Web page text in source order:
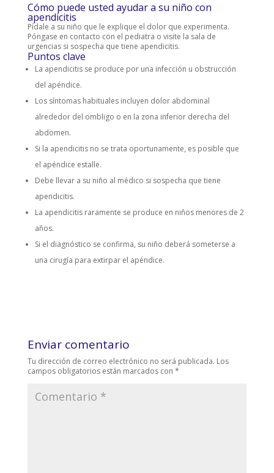
Cómo puede usted ayudar a su niño con
apendicitis
Pídale a su niño que le explique el dolor que experimenta.
Póngase en contacto con el pediatra o visite la sala de
urgencias si sospecha que tiene apendicitis.
Puntos clave
La apendicitis se produce por una infección u obstrucción
del apéndice.
Los síntomas habituales incluyen dolor abdominal
alrededor del ombligo o en la zona inferior derecha del
abdomen.
Si la apendicitis no se trata oportunamente, es posible que
el apéndice estalle.
Debe llevar a su niño al médico si sospecha que tiene
apendicitis.
La apendicitis raramente se produce en niños menores de 2
años.
Si el diagnóstico se confirma, su niño deberá someterse a
una cirugía para extirpar el apéndice.
Enviar comentario
Tu dirección de correo electrónico no será publicada. Los
campos obligatorios están marcados con *